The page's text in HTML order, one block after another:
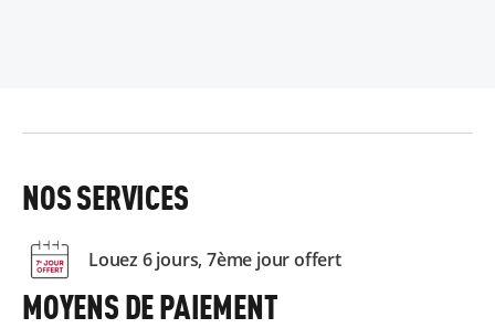
NOS SERVICES
Louez 6 jours, 7ème jour offert
MOYENS DE PAIEMENT